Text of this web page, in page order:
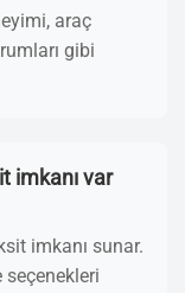
araç
gibi
imkanı var
imkanı sunar.
seçenekleri